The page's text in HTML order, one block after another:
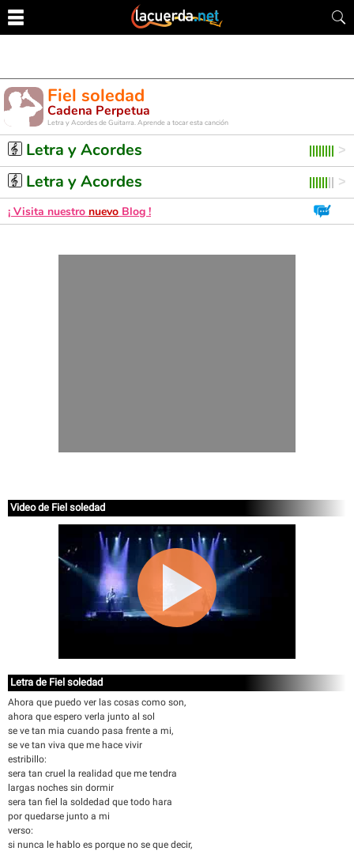
Fiel soledad
Cadena Perpetua
Letra y Acordes de Guitarra. Aprende a tocar esta canción
Letra y Acordes
Letra y Acordes
¡ Visita nuestro nuevo Blog !
Video de Fiel soledad
Letra de Fiel soledad
Ahora que puedo ver las cosas como son,
ahora que espero verla junto al sol
se ve tan mia cuando pasa frente a mi,
se ve tan viva que me hace vivir
estribillo:
sera tan cruel la realidad que me tendra
largas noches sin dormir
sera tan fiel la soldedad que todo hara
por quedarse junto a mi
verso:
si nunca le hablo es porque no se que decir,